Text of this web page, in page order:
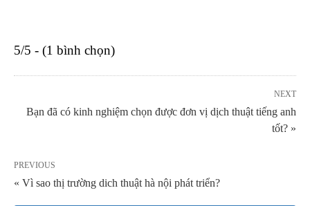
5/5 - (1 bình chọn)
NEXT
Bạn đã có kinh nghiệm chọn được đơn vị dịch thuật tiếng anh
tốt? »
PREVIOUS
« Vì sao thị trường dich thuật hà nội phát triển?